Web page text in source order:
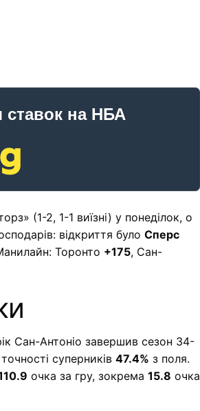
ставок на НБА
(1-2, 1-1 виїзні) у понеділок, о
відкриття було Сперс
Торонто +175, Сан-
Сан-Антоніо завершив сезон 34-
суперників 47.4% з поля.
очка за гру, зокрема 15.8 очка